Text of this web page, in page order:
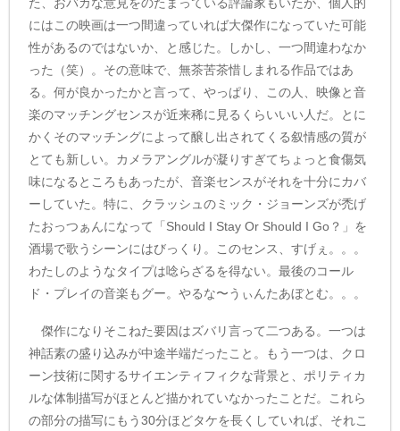
た、おバカな意見をのたまっている評論家もいたが、個人的
にはこの映画は一つ間違っていれば大傑作になっていた可能
性があるのではないか、と感じた。しかし、一つ間違わなか
った（笑）。その意味で、無茶苦茶惜しまれる作品ではあ
る。何が良かったかと言って、やっぱり、この人、映像と音
楽のマッチングセンスが近来稀に見るくらいいい人だ。とに
かくそのマッチングによって醸し出されてくる叙情感の質が
とても新しい。カメラアングルが凝りすぎてちょっと食傷気
味になるところもあったが、音楽センスがそれを十分にカバ
ーしていた。特に、クラッシュのミック・ジョーンズが禿げ
たおっつぁんになって「Should I Stay Or Should I Go？」を
酒場で歌うシーンにはびっくり。このセンス、すげぇ。。。
わたしのようなタイプは唸らざるを得ない。最後のコール
ド・プレイの音楽もグー。やるな〜うぃんたあぼとむ。。。
傑作になりそこねた要因はズバリ言って二つある。一つは
神話素の盛り込みが中途半端だったこと。もう一つは、クロ
ーン技術に関するサイエンティフィクな背景と、ポリティカ
ルな体制描写がほとんど描かれていなかったことだ。これら
の部分の描写にもう30分ほどタケを長くしていれば、それこ